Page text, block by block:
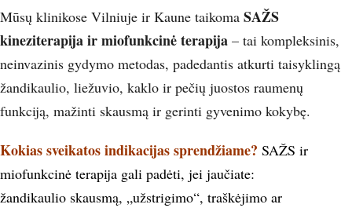
Mūsų klinikose Vilniuje ir Kaune taikoma SAŽS
kineziterapija ir miofunkcinė terapija – tai kompleksinis,
neinvazinis gydymo metodas, padedantis atkurti taisyklingą
žandikaulio, liežuvio, kaklo ir pečių juostos raumenų
funkciją, mažinti skausmą ir gerinti gyvenimo kokybę.
Kokias sveikatos indikacijas sprendžiame? SAŽS ir
miofunkcinė terapija gali padėti, jei jaučiate:
žandikaulio skausmą, „užstrigimo“, traškėjimo ar